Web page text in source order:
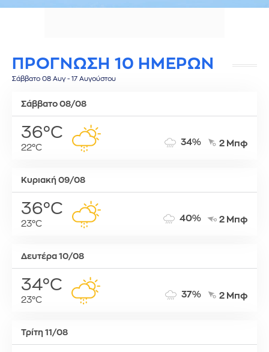
ΠΡΟΓΝΩΣΗ 10 ΗΜΕΡΩΝ
Σάββατο 08 Αυγ - 17 Αυγούστου
Σάββατο 08/08
36°C
22°C
34% 2 Μπφ
Κυριακή 09/08
36°C
23°C
40% 2 Μπφ
Δευτέρα 10/08
34°C
23°C
37% 2 Μπφ
Τρίτη 11/08